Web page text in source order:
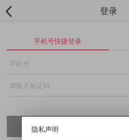
登录
手机号快捷登录
隐私声明